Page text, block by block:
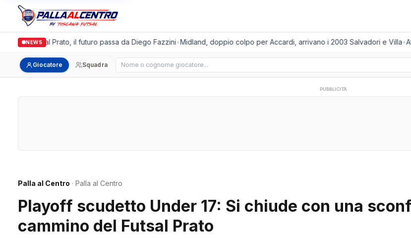
NEWS
Futsal Prato, il futuro passa da Diego Fazzini•Midland, doppio colpo per Accardi, arrivano i 2003 Salvadori e Villa•
Giocatore Squadra Cerca giocatore
PUBBLICITÀ
Palla al Centro · Palla al Centro
Playoff scudetto Under 17: Si chiude con una
cammino del Futsal Prato